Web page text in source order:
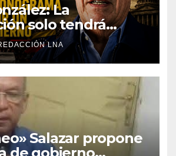
La
solo tendrá
fija un cronograma
un nuevo
LNA
Salazar propone